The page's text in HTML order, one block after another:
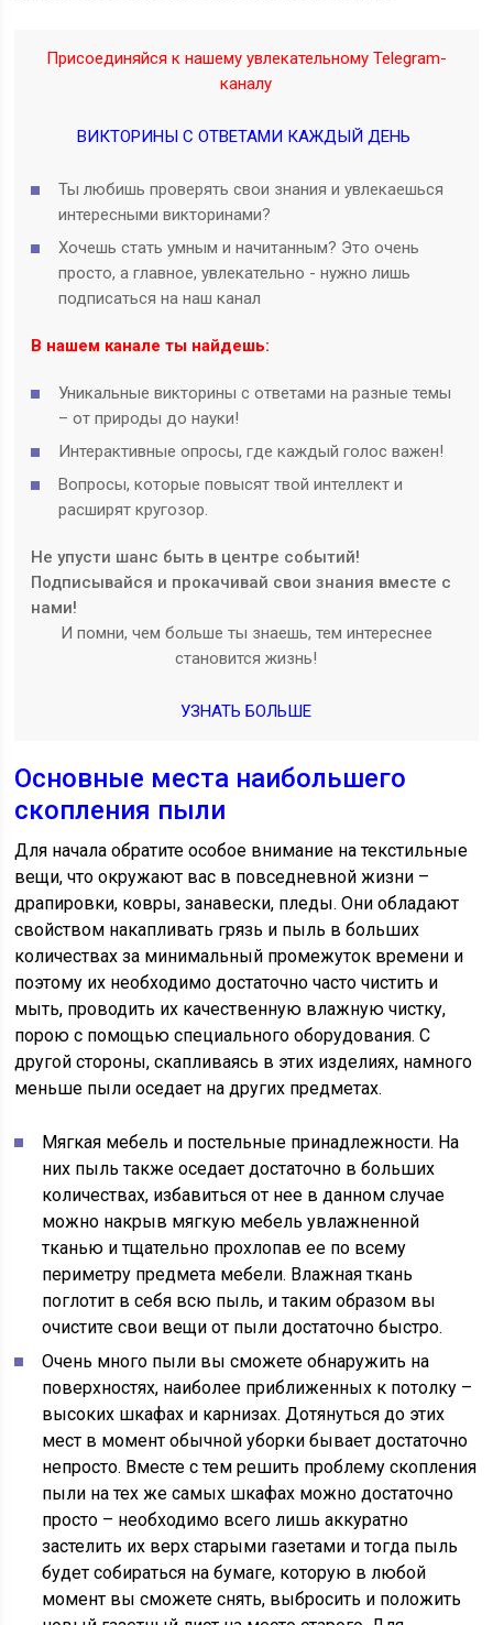
Присоединяйся к нашему увлекательному Telegram-
каналу
ВИКТОРИНЫ С ОТВЕТАМИ КАЖДЫЙ ДЕНЬ
Ты любишь проверять свои знания и увлекаешься
интересными викторинами?
Хочешь стать умным и начитанным? Это очень
просто, а главное, увлекательно - нужно лишь
подписаться на наш канал
В нашем канале ты найдешь:
Уникальные викторины с ответами на разные темы
– от природы до науки!
Интерактивные опросы, где каждый голос важен!
Вопросы, которые повысят твой интеллект и
расширят кругозор.
Не упусти шанс быть в центре событий!
Подписывайся и прокачивай свои знания вместе с
нами!
И помни, чем больше ты знаешь, тем интереснее
становится жизнь!
УЗНАТЬ БОЛЬШЕ
Основные места наибольшего
скопления пыли
Для начала обратите особое внимание на текстильные
вещи, что окружают вас в повседневной жизни –
драпировки, ковры, занавески, пледы. Они обладают
свойством накапливать грязь и пыль в больших
количествах за минимальный промежуток времени и
поэтому их необходимо достаточно часто чистить и
мыть, проводить их качественную влажную чистку,
порою с помощью специального оборудования. С
другой стороны, скапливаясь в этих изделиях, намного
меньше пыли оседает на других предметах.
Мягкая мебель и постельные принадлежности. На
них пыль также оседает достаточно в больших
количествах, избавиться от нее в данном случае
можно накрыв мягкую мебель увлажненной
тканью и тщательно прохлопав ее по всему
периметру предмета мебели. Влажная ткань
поглотит в себя всю пыль, и таким образом вы
очистите свои вещи от пыли достаточно быстро.
Очень много пыли вы сможете обнаружить на
поверхностях, наиболее приближенных к потолку –
высоких шкафах и карнизах. Дотянуться до этих
мест в момент обычной уборки бывает достаточно
непросто. Вместе с тем решить проблему скопления
пыли на тех же самых шкафах можно достаточно
просто – необходимо всего лишь аккуратно
застелить их верх старыми газетами и тогда пыль
будет собираться на бумаге, которую в любой
момент вы сможете снять, выбросить и положить